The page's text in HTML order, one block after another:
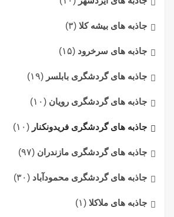
جاذبه های بیشه کلا (۳)
جاذبه های سرخرود (۱۵)
جاذبه های گردشگری بابلسر (۱۹)
جاذبه های گردشگری رویان (۱۰)
جاذبه های گردشگری فریدونکنار (۱۰)
جاذبه های گردشگری مازندران (۹۷)
جاذبه های گردشگری محمودآباد (۳۰)
جاذبه های ملاکلا (۱)